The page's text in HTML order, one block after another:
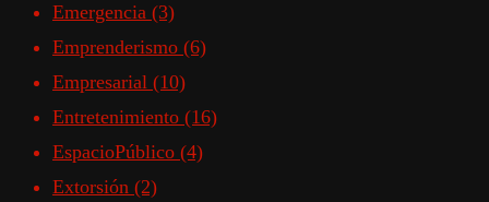
Emergencia (3)
Emprenderismo (6)
Empresarial (10)
Entretenimiento (16)
EspacioPúblico (4)
Extorsión (2)